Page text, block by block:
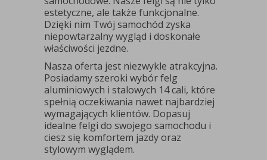
estetyczne, ale także funkcjonalne.
Dzięki nim Twój samochód zyska
niepowtarzalny wygląd i doskonałe
właściwości jezdne.
Nasza oferta jest niezwykle atrakcyjna.
Posiadamy szeroki wybór felg
aluminiowych i stalowych 14 cali, które
spełnią oczekiwania nawet najbardziej
wymagających klientów. Dopasuj
idealne felgi do swojego samochodu i
ciesz się komfortem jazdy oraz
stylowym wyglądem.